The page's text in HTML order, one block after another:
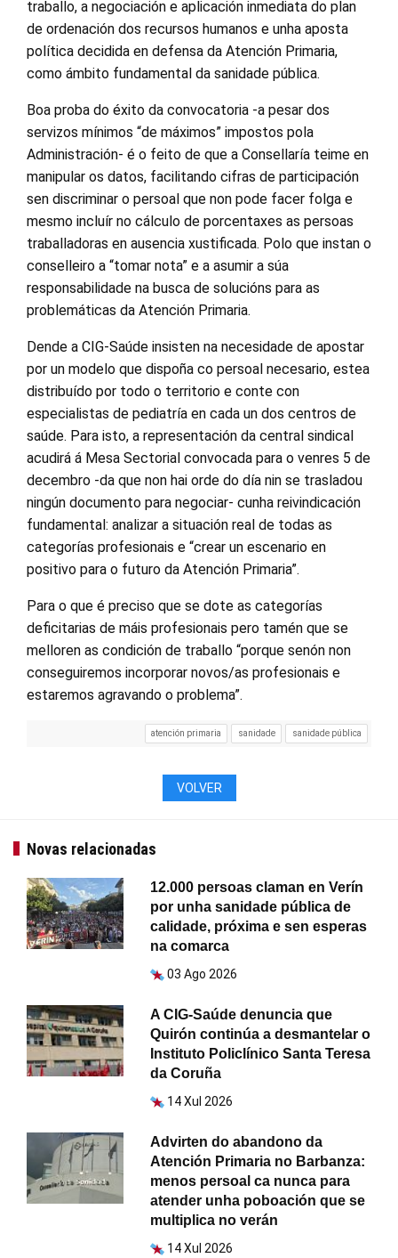
traballo, a negociación e aplicación inmediata do plan
de ordenación dos recursos humanos e unha aposta
política decidida en defensa da Atención Primaria,
como ámbito fundamental da sanidade pública.
Boa proba do éxito da convocatoria -a pesar dos
servizos mínimos “de máximos” impostos pola
Administración- é o feito de que a Consellaría teime en
manipular os datos, facilitando cifras de participación
sen discriminar o persoal que non pode facer folga e
mesmo incluír no cálculo de porcentaxes as persoas
traballadoras en ausencia xustificada. Polo que instan o
conselleiro a “tomar nota” e a asumir a súa
responsabilidade na busca de solucións para as
problemáticas da Atención Primaria.
Dende a CIG-Saúde insisten na necesidade de apostar
por un modelo que dispoña co persoal necesario, estea
distribuído por todo o territorio e conte con
especialistas de pediatría en cada un dos centros de
saúde. Para isto, a representación da central sindical
acudirá á Mesa Sectorial convocada para o venres 5 de
decembro -da que non hai orde do día nin se trasladou
ningún documento para negociar- cunha reivindicación
fundamental: analizar a situación real de todas as
categorías profesionais e “crear un escenario en
positivo para o futuro da Atención Primaria”.
Para o que é preciso que se dote as categorías
deficitarias de máis profesionais pero tamén que se
melloren as condición de traballo “porque senón non
conseguiremos incorporar novos/as profesionais e
estaremos agravando o problema”.
atención primaria sanidade sanidade pública
VOLVER
Novas relacionadas
12.000 persoas claman en Verín
por unha sanidade pública de
calidade, próxima e sen esperas
na comarca
03 Ago 2026
A CIG-Saúde denuncia que
Quirón continúa a desmantelar o
Instituto Policlínico Santa Teresa
da Coruña
14 Xul 2026
Advirten do abandono da
Atención Primaria no Barbanza:
menos persoal ca nunca para
atender unha poboación que se
multiplica no verán
14 Xul 2026